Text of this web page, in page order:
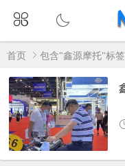
首页 包含"鑫源摩托"标